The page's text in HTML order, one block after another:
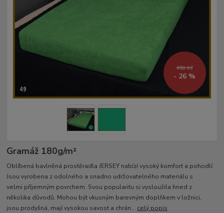
650 Kč
- 26 %
Gramáž 180g/m²­
Oblíbená bavlněná prostěradla JERSEY nabízí vysoký komfort a pohodlí.
Jsou vyrobena z odolného a snadno udržovatelného materiálu s
velmi příjemným povrchem. Svou popularitu si vysloužila hned z
několika důvodů. Mohou být vkusným barevným doplňkem v ložnici,
jsou prodyšná, mají vysokou savost a chrán... celý popis